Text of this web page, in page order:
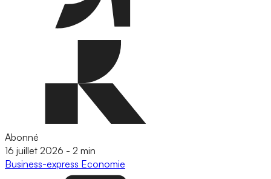
Abonné
16 juillet 2026 - 2 min
Business-express Economie